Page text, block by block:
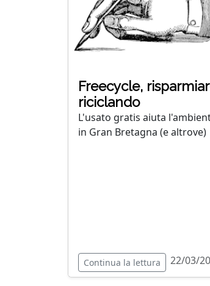
Freecycle,
riciclando
L'usato gratis aiuta
in Gran Bretagna (e altrove)
Continua la lettura 22/03/